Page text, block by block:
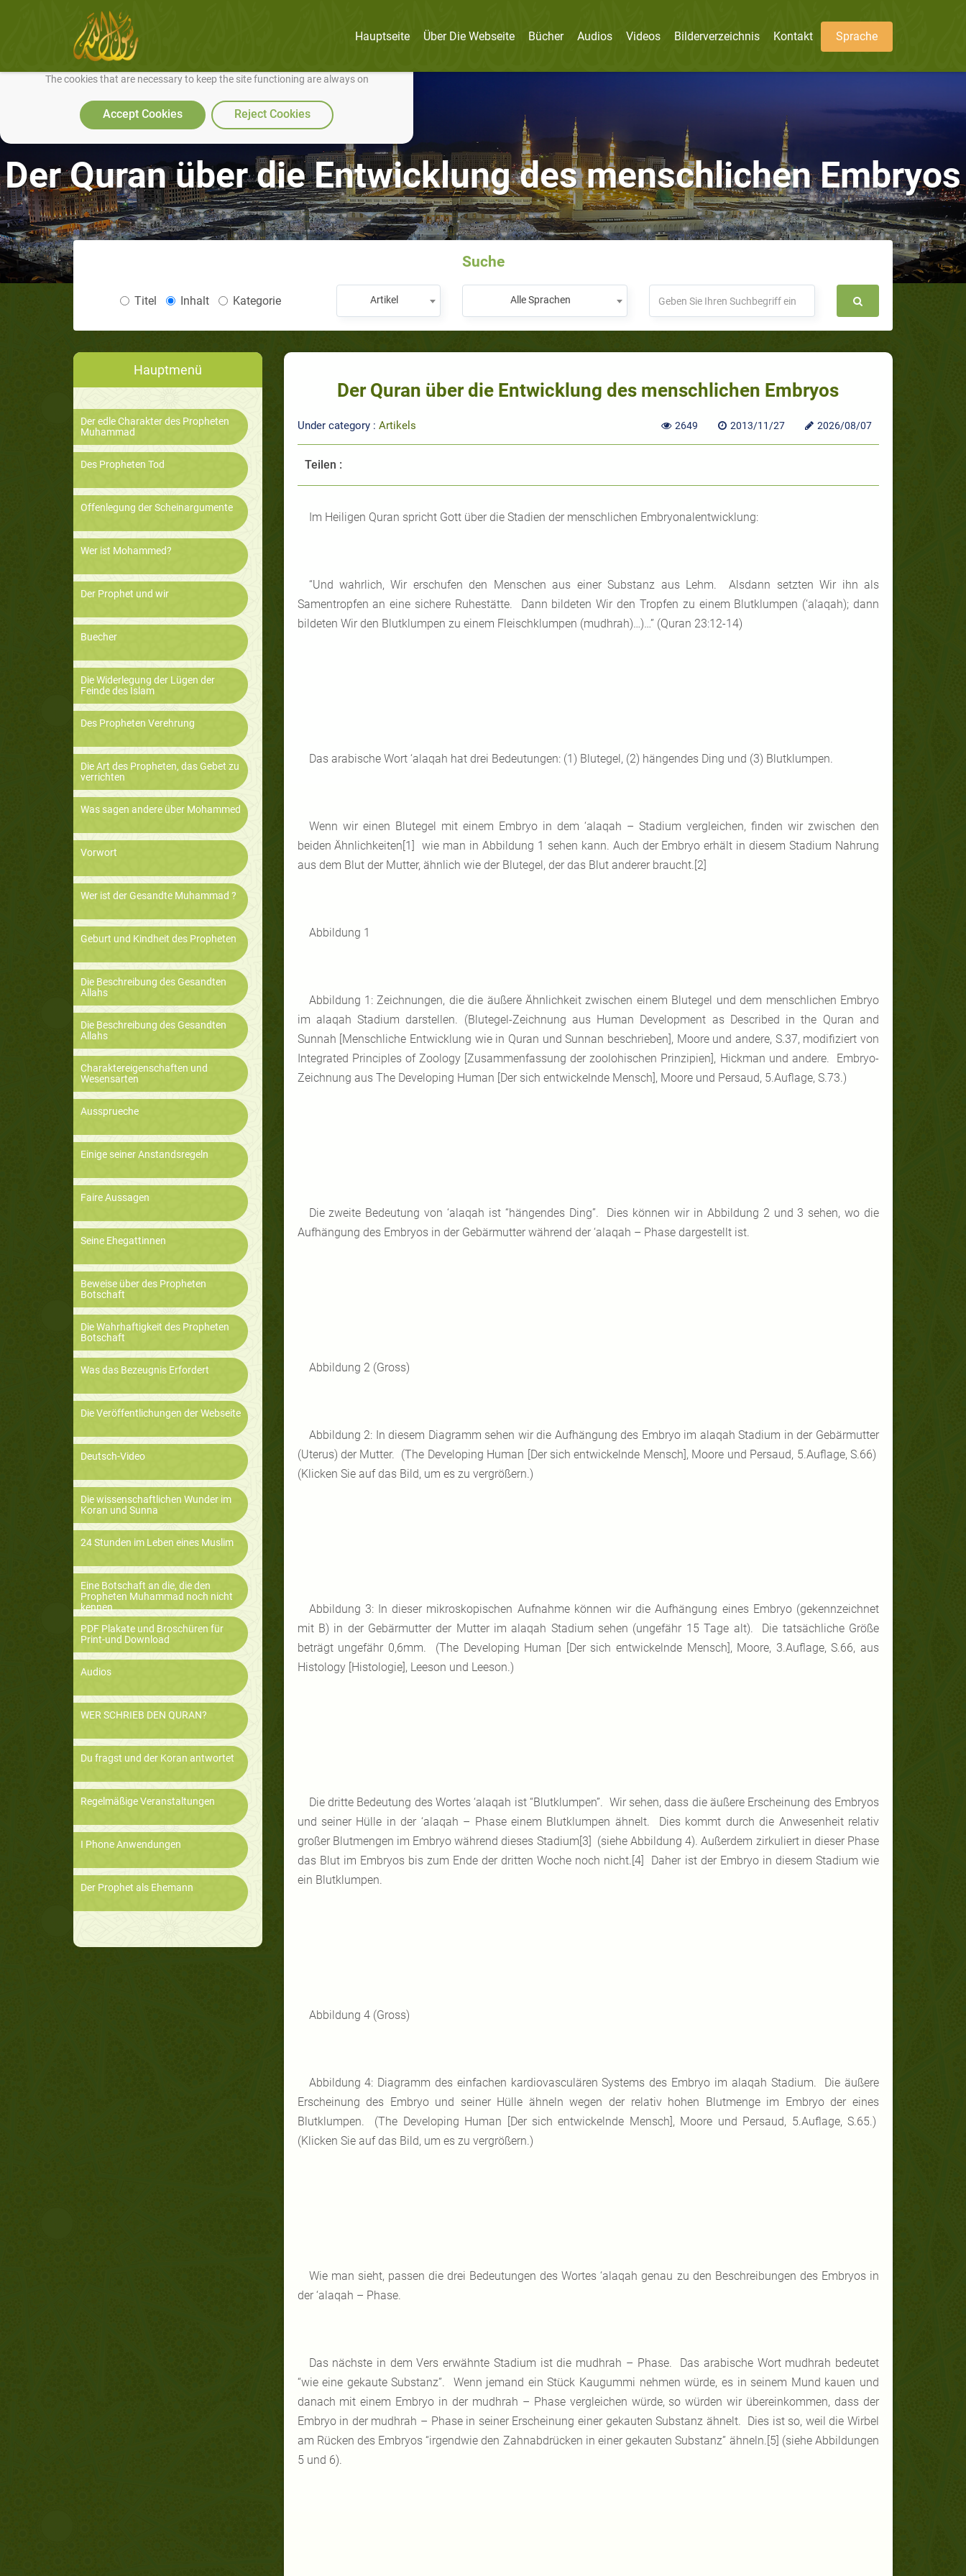
We use cookies to make our site work well for you and so we can continually improve it.
The cookies that are necessary to keep the site functioning are always on
Accept Cookies Reject Cookies
Hauptseite Über Die Webseite Bücher Audios Videos Bilderverzeichnis Kontakt Sprache
Der Quran über die Entwicklung des menschlichen Embryos
Suche
Titel Inhalt Kategorie Artikel Alle Sprachen
Hauptmenü
Der edle Charakter des Propheten
Muhammad
Des Propheten Tod
Offenlegung der Scheinargumente
Wer ist Mohammed?
Der Prophet und wir
Buecher
Die Widerlegung der Lügen der
Feinde des Islam
Des Propheten Verehrung
Die Art des Propheten, das Gebet zu
verrichten
Was sagen andere über Mohammed
Vorwort
Wer ist der Gesandte Muhammad ?
Geburt und Kindheit des Propheten
Die Beschreibung des Gesandten
Allahs
Die Beschreibung des Gesandten
Allahs
Charaktereigenschaften und
Wesensarten
Aussprueche
Einige seiner Anstandsregeln
Faire Aussagen
Seine Ehegattinnen
Beweise über des Propheten
Botschaft
Die Wahrhaftigkeit des Propheten
Botschaft
Was das Bezeugnis Erfordert
Die Veröffentlichungen der Webseite
Deutsch-Video
Die wissenschaftlichen Wunder im
Koran und Sunna
24 Stunden im Leben eines Muslim
Eine Botschaft an die, die den
Propheten Muhammad noch nicht
kennen
PDF Plakate und Broschüren für
Print-und Download
Audios
WER SCHRIEB DEN QURAN?
Du fragst und der Koran antwortet
Regelmäßige Veranstaltungen
I Phone Anwendungen
Der Prophet als Ehemann
Der Quran über die Entwicklung des menschlichen Embryos
Under category : Artikels 2649 2013/11/27 2026/08/07
Teilen :
Im Heiligen Quran spricht Gott über die Stadien der menschlichen Embryonalentwicklung:
“Und wahrlich, Wir erschufen den Menschen aus einer Substanz aus Lehm. Alsdann setzten Wir ihn als
Samentropfen an eine sichere Ruhestätte. Dann bildeten Wir den Tropfen zu einem Blutklumpen (‘alaqah); dann
bildeten Wir den Blutklumpen zu einem Fleischklumpen (mudhrah)…)…” (Quran 23:12-14)
Das arabische Wort ‘alaqah hat drei Bedeutungen: (1) Blutegel, (2) hängendes Ding und (3) Blutklumpen.
Wenn wir einen Blutegel mit einem Embryo in dem ‘alaqah – Stadium vergleichen, finden wir zwischen den
beiden Ähnlichkeiten[1] wie man in Abbildung 1 sehen kann. Auch der Embryo erhält in diesem Stadium Nahrung
aus dem Blut der Mutter, ähnlich wie der Blutegel, der das Blut anderer braucht.[2]
Abbildung 1
Abbildung 1: Zeichnungen, die die äußere Ähnlichkeit zwischen einem Blutegel und dem menschlichen Embryo
im alaqah Stadium darstellen. (Blutegel-Zeichnung aus Human Development as Described in the Quran and
Sunnah [Menschliche Entwicklung wie in Quran und Sunnan beschrieben], Moore und andere, S.37, modifiziert von
Integrated Principles of Zoology [Zusammenfassung der zoolohischen Prinzipien], Hickman und andere. Embryo-
Zeichnung aus The Developing Human [Der sich entwickelnde Mensch], Moore und Persaud, 5.Auflage, S.73.)
Die zweite Bedeutung von ‘alaqah ist “hängendes Ding”. Dies können wir in Abbildung 2 und 3 sehen, wo die
Aufhängung des Embryos in der Gebärmutter während der ‘alaqah – Phase dargestellt ist.
Abbildung 2 (Gross)
Abbildung 2: In diesem Diagramm sehen wir die Aufhängung des Embryo im alaqah Stadium in der Gebärmutter
(Uterus) der Mutter. (The Developing Human [Der sich entwickelnde Mensch], Moore und Persaud, 5.Auflage, S.66)
(Klicken Sie auf das Bild, um es zu vergrößern.)
Abbildung 3: In dieser mikroskopischen Aufnahme können wir die Aufhängung eines Embryo (gekennzeichnet
mit B) in der Gebärmutter der Mutter im alaqah Stadium sehen (ungefähr 15 Tage alt). Die tatsächliche Größe
beträgt ungefähr 0,6mm. (The Developing Human [Der sich entwickelnde Mensch], Moore, 3.Auflage, S.66, aus
Histology [Histologie], Leeson und Leeson.)
Die dritte Bedeutung des Wortes ‘alaqah ist “Blutklumpen”. Wir sehen, dass die äußere Erscheinung des Embryos
und seiner Hülle in der ‘alaqah – Phase einem Blutklumpen ähnelt. Dies kommt durch die Anwesenheit relativ
großer Blutmengen im Embryo während dieses Stadium[3] (siehe Abbildung 4). Außerdem zirkuliert in dieser Phase
das Blut im Embryos bis zum Ende der dritten Woche noch nicht.[4] Daher ist der Embryo in diesem Stadium wie
ein Blutklumpen.
Abbildung 4 (Gross)
Abbildung 4: Diagramm des einfachen kardiovasculären Systems des Embryo im alaqah Stadium. Die äußere
Erscheinung des Embryo und seiner Hülle ähneln wegen der relativ hohen Blutmenge im Embryo der eines
Blutklumpen. (The Developing Human [Der sich entwickelnde Mensch], Moore und Persaud, 5.Auflage, S.65.)
(Klicken Sie auf das Bild, um es zu vergrößern.)
Wie man sieht, passen die drei Bedeutungen des Wortes ‘alaqah genau zu den Beschreibungen des Embryos in
der ‘alaqah – Phase.
Das nächste in dem Vers erwähnte Stadium ist die mudhrah – Phase. Das arabische Wort mudhrah bedeutet
“wie eine gekaute Substanz”. Wenn jemand ein Stück Kaugummi nehmen würde, es in seinem Mund kauen und
danach mit einem Embryo in der mudhrah – Phase vergleichen würde, so würden wir übereinkommen, dass der
Embryo in der mudhrah – Phase in seiner Erscheinung einer gekauten Substanz ähnelt. Dies ist so, weil die Wirbel
am Rücken des Embryos “irgendwie den Zahnabdrücken in einer gekauten Substanz” ähneln.[5] (siehe Abbildungen
5 und 6).